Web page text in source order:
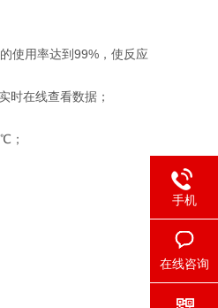
使用率达到99%，使反应
时在线查看数据；
；
手机
在线咨询